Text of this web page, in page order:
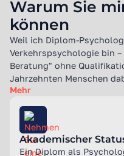
Warum Sie
können
Weil ich Diplom-
Verkehrspsychologie bin
Beratung" ohne
Jahrzehnten Menschen
zurückzubekommen. Und
MPU-Fall ein Mensch mit
eine Akte mit Zahlen.
Meine Qualifikation wird
Mehr
Akademischer
Ein Diplom als